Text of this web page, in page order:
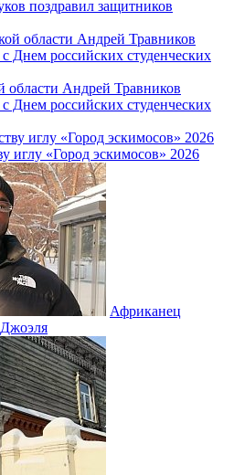
поздравил защитников
области Андрей Травников
Днем российских студенческих
иглу «Город эскимосов» 2026
Африканец